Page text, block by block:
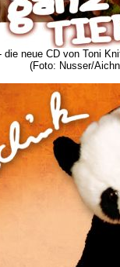
neue CD von Toni
(Foto: Nusser/